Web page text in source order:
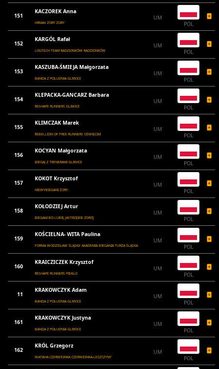
151
KACZOREK Anna
HRMAX ŻORY ŻORY
UM
POL
152
KARGÓL Rafał
LOGTECH TEAM RADZIONKÓW RADZIONKÓW
UM
POL
153
KASZUBA-ŚMIEJA Małgorzata
BANDA Z POŁUDNIA GLIWICE
UM
POL
154
KLEPACKA-GANCARZ Barbara
RESHAPE RUNNERS GLIWICE
UM
POL
155
KLIMCZAK Marek
REBELLION OF FREE RUNNERS OŚWIĘCIM
UM
POL
156
KOCYAN Małgorzata
BIEGAJ Z TRENERAMI GLIWICE
UM
POL
157
KOKOT Krzysztof
NIEWYBIEGANI ŻORY
UM
POL
158
KOŁODZIEJ Artur
BIEGAM BO LUBIĘ JASTRZĘBIE ZDRÓJ
UM
POL
159
KOŚCIELNA- WITA Paulina
FORMA WODZISŁAW ŚLĄSKI/ AKADEMIA BIEGANIA TURZA ŚLĄSKA
UM
POL
160
KRAICZICZEK Krzysztof
RESHAPE RUNNERS PIEKŁO
UM
POL
11
KRAKOWCZYK Adam
BANDA Z POŁUDNIA GLIWICE
UM
POL
161
KRAKOWCZYK Justyna
BANDA Z POŁUDNIA GLIWICE
UM
POL
162
KRÓL Grzegorz
WATAHA CZERWIONKA CZERWIONKA-LESZCZYNY
UM
POL